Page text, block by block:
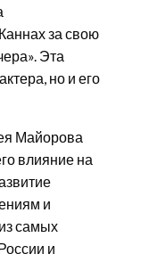
за свою
Эта
но и его
Майорова
влияние на
и
самых
и